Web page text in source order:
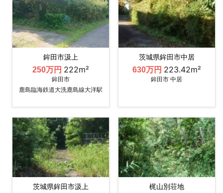
鉾田市汲上
250万円 222m²
鉾田市
鹿島臨海鉄道大洗鹿島線大洋駅
茨城県鉾田市中居
630万円 223.42m²
鉾田市 中居
茨城県鉾田市汲上
梶山別荘地